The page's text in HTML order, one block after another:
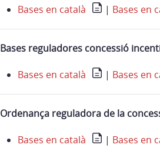
Bases en català | Bases en
Bases reguladores concessió
Bases en català | Bases en
Ordenança reguladora de la
Bases en català | Bases en